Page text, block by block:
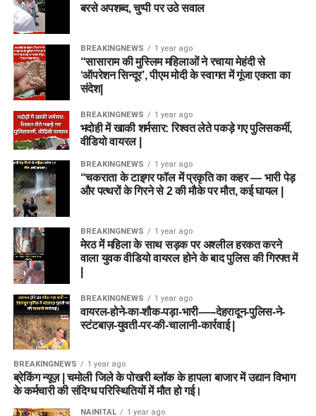
बरसे अपशब्द, चुप्पी पर उठे सवाल
BREAKINGNEWS 1 year ago
“सासाराम की मुस्लिम महिलाओं ने रचाया मेहंदी से
‘ऑपरेशन सिन्दूर’, पीएम मोदी के स्वागत में गूंजा एकता का
संदेश|
BREAKINGNEWS 1 year ago
भदोही में खाकी शर्मसार: रिश्वत लेते पकड़े गए पुलिसकर्मी,
वीडियो वायरल |
BREAKINGNEWS 1 year ago
“चकराता के टाइगर फॉल में प्रकृति का कहर — भारी पेड़
और पत्थरों के गिरने से 2 की मौके पर मौत, कई घायल |
BREAKINGNEWS 1 year ago
मेरठ में महिला के साथ सड़क पर अश्लील हरकत करने
वाला युवक वीडियो वायरल होने के बाद पुलिस की गिरफ्त में
BREAKINGNEWS 1 year ago
वायरल-होने-का-शौक-पड़ा-भारी-—-देहरादून-पुलिस-ने-
स्टंटबाज़-युवती-पर-की-चालानी-कार्रवाई |
BREAKINGNEWS 1 year ago
ब्रेकिंग न्यूज़ | चमोली जिले के पोखरी ब्लॉक के हापला बाजार में उद्यान विभाग
के कर्मचारी की संदिग्ध परिस्थितियों में मौत हो गई।
NAINITAL 1 year ago